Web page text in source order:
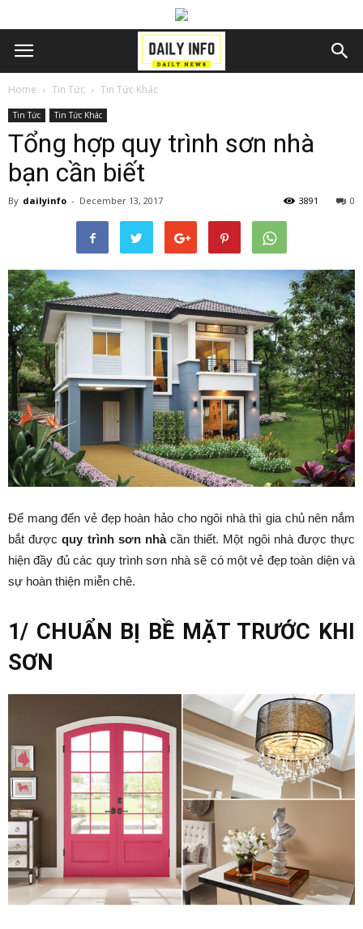
Home Tin Tức Tin Tức Khác
Tin Tức Tin Tức Khác
Tổng hợp quy trình sơn nhà
bạn cần biết
By dailyinfo - December 13, 2017 0
3891
Để mang đến vẻ đẹp hoàn hảo cho ngôi nhà thì gia chủ nên nắm
bắt đượcquy trình sơn nhàcần thiết. Một ngôi nhà được thực
hiện đầy đủ các quy trình sơn nhà sẽ có một vẻ đẹp toàn diện và
sự hoàn thiện miễn chê.
1/ CHUẨN BỊ BỀ MẶT TRƯỚC KHI
SƠN